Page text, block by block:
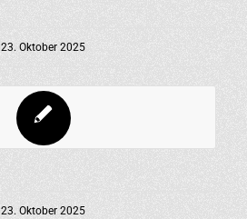
23. Oktober 2025
23. Oktober 2025